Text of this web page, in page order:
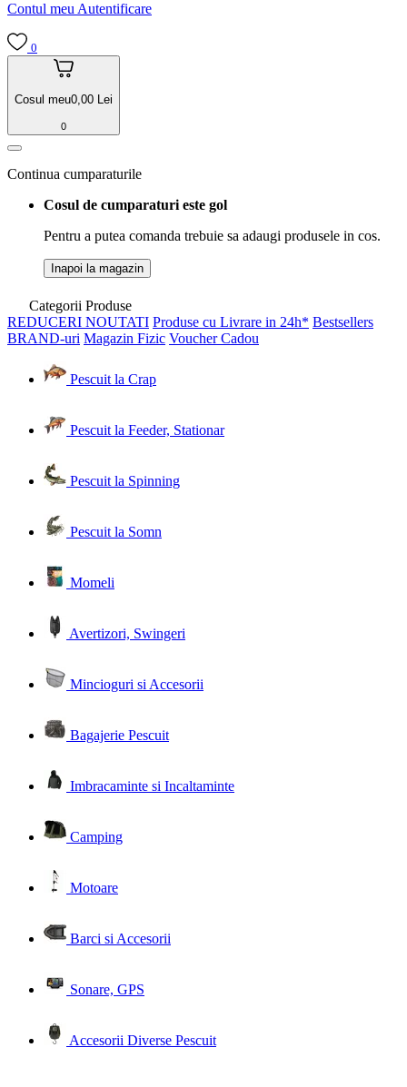
Contul meu Autentificare
0
Cosul meu0,00 Lei
0
Continua cumparaturile
Cosul de cumparaturi este gol
Pentru a putea comanda trebuie sa adaugi produsele in cos.
Inapoi la magazin
Categorii Produse
REDUCERI NOUTATI Produse cu Livrare in 24h* Bestsellers
BRAND-uri Magazin Fizic Voucher Cadou
Pescuit la Crap
Pescuit la Feeder, Stationar
Pescuit la Spinning
Pescuit la Somn
Momeli
Avertizori, Swingeri
Mincioguri si Accesorii
Bagajerie Pescuit
Imbracaminte si Incaltaminte
Camping
Motoare
Barci si Accesorii
Sonare, GPS
Accesorii Diverse Pescuit